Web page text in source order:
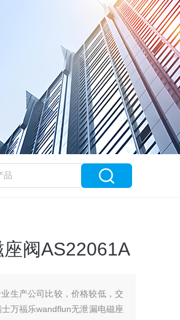
阀AS22061A
生产公司比较，价格较低，交
万福乐wandflun无泄漏电磁座